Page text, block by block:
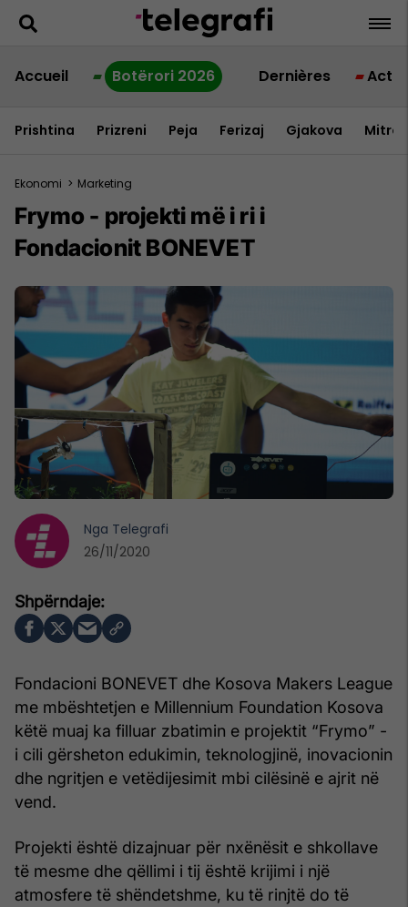
Accueil Botërori 2026 Dernières
Prishtina Prizreni Peja Ferizaj Gjakova
Ekonomi > Marketing
Frymo - projekti më i ri i
Fondacionit BONEVET
Fondacioni BONEVET dhe Kosova Makers League
me mbështetjen e Millennium Foundation Kosova
këtë muaj ka filluar zbatimin e projektit “Frymo” -
i cili gërsheton edukimin, teknologjinë, inovacionin
dhe ngritjen e vetëdijesimit mbi cilësinë e ajrit në
vend.
Projekti është dizajnuar për nxënësit e shkollave
të mesme dhe qëllimi i tij është krijimi i një
atmosfere të shëndetshme, ku të rinjtë do të
Nga Telegrafi
26/11/2020